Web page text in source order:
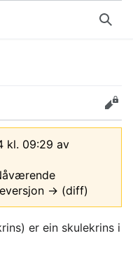
Søk
Rediger
kl. 09:29 av
→ (diff)
er ein skulekrins i